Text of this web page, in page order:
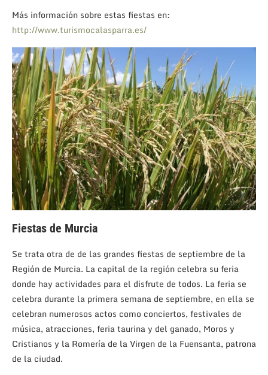
Más información sobre estas fiestas en:
http://www.turismocalasparra.es/
Fiestas de Murcia
Se trata otra de de las grandes fiestas de septiembre de la
Región de Murcia. La capital de la región celebra su feria
donde hay actividades para el disfrute de todos. La feria se
celebra durante la primera semana de septiembre, en ella se
celebran numerosos actos como conciertos, festivales de
música, atracciones, feria taurina y del ganado, Moros y
Cristianos y la Romería de la Virgen de la Fuensanta, patrona
de la ciudad.